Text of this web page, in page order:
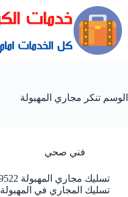
الوسم تنكر مجاري المهبولة
فني صحي
تسليك المجاري في المهبولة